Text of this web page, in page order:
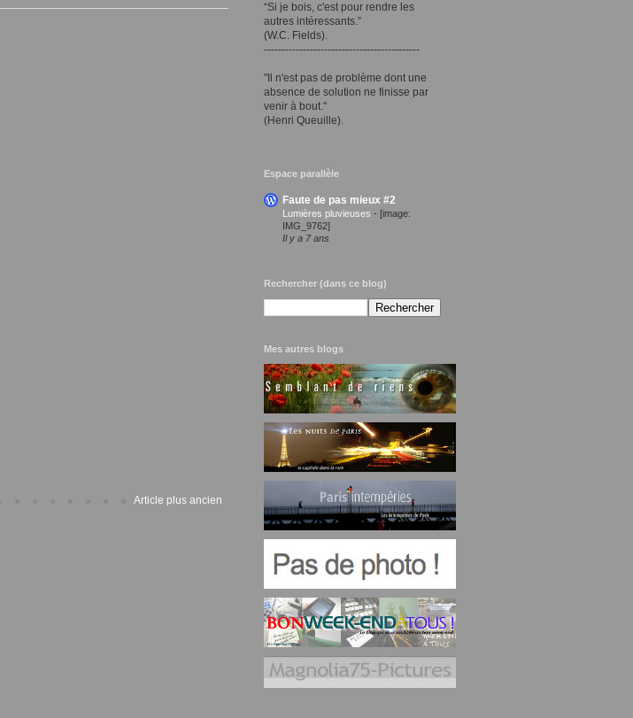
Article plus ancien
“Si je bois, c'est pour rendre les
autres intéressants.”
(W.C. Fields).
--------------------------------------------
"Il n'est pas de problème dont une
absence de solution ne finisse par
venir à bout."
(Henri Queuille).
Espace parallèle
Faute de pas mieux #2
Lumières pluvieuses - [image:
IMG_9762]
Il y a 7 ans
Rechercher (dans ce blog)
Mes autres blogs